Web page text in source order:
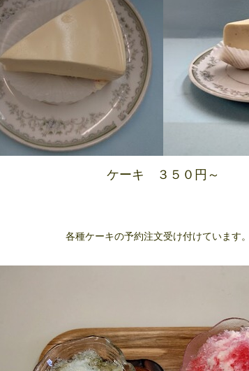
ケーキ ３５０円～
各種ケーキの予約注文受け付けています